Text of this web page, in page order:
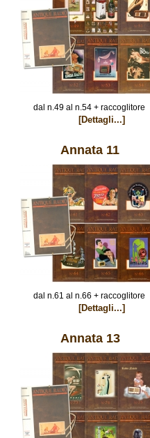
dal n.49 al n.54 + raccoglitore
[Dettagli...]
Annata 11
dal n.61 al n.66 + raccoglitore
[Dettagli...]
Annata 13